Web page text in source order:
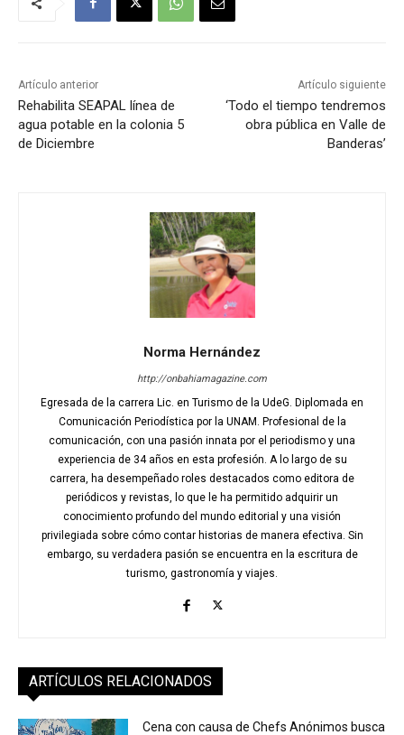
Artículo anterior
Rehabilita SEAPAL línea de
agua potable en la colonia 5
de Diciembre
Artículo siguiente
‘Todo el tiempo tendremos
obra pública en Valle de
Banderas’
Norma Hernández
http://onbahiamagazine.com
Egresada de la carrera Lic. en Turismo de la UdeG. Diplomada en
Comunicación Periodística por la UNAM. Profesional de la
comunicación, con una pasión innata por el periodismo y una
experiencia de 34 años en esta profesión. A lo largo de su
carrera, ha desempeñado roles destacados como editora de
periódicos y revistas, lo que le ha permitido adquirir un
conocimiento profundo del mundo editorial y una visión
privilegiada sobre cómo contar historias de manera efectiva. Sin
embargo, su verdadera pasión se encuentra en la escritura de
turismo, gastronomía y viajes.
ARTÍCULOS RELACIONADOS
Cena con causa de Chefs Anónimos busca